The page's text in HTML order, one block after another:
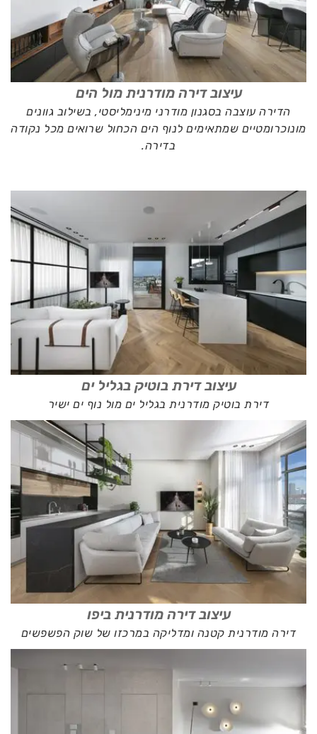
עיצוב דירה מודרנית מול הים
הדירה עוצבה בסגנון מודרני מינימליסטי, בשילוב גוונים
מונוכרומטיים שמתאימים לנוף הים הכחול שרואים מכל נקודה
בדירה.
עיצוב דירת בוטיק בגליל ים
דירת בוטיק מודרנית בגליל ים מול נוף ים ישיר
עיצוב דירה מודרנית ביפו
דירה מודרנית קטנה ומדליקה במרכזו של שוק הפשפשים